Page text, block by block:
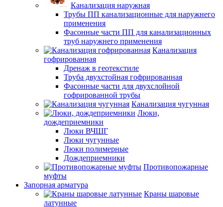
Канализация наружная
Трубы ПП канализационные для наружнего
применения
Фасонные части ПП для канализационных
труб наружнего применения
Канализация
гофрированная
Дренаж в геотекстиле
Труба двухстойная гофрированная
Фасонные части для двухслойной
гофрированной трубы
Канализация чугунная
Люки,
дождеприемники
Люки ВЧШГ
Люки чугунные
Люки полимерные
Дождеприемники
Противопожарные
муфты
Запорная арматура
Краны шаровые
латунные